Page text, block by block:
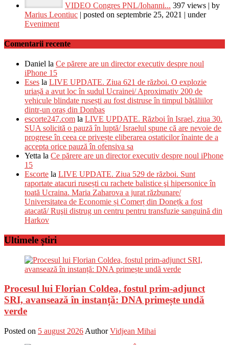
VIDEO Congres PNL/Iohanni... 397 views | by
Marius Leontiuc | posted on septembrie 25, 2021 | under
Eveniment
Comentarii recente
Daniel la Ce părere are un director executiv despre noul
iPhone 15
Eses la LIVE UPDATE. Ziua 621 de război. O explozie
uriașă a avut loc în sudul Ucrainei/ Aproximativ 200 de
vehicule blindate rusești au fost distruse în timpul bătăliilor
dintr-un oraș din Donbas
escorte247.com la LIVE UPDATE. Război în Israel, ziua 30.
SUA solicită o pauză în luptă/ Israelul spune că are nevoie de
progrese în ceea ce privește eliberarea ostaticilor înainte de a
accepta orice pauză în ofensiva sa
Yetta la Ce părere are un director executiv despre noul iPhone
15
Escorte la LIVE UPDATE. Ziua 529 de război. Sunt
raportate atacuri rusești cu rachete balistice şi hipersonice în
toată Ucraina. Maria Zaharova a jurat răzbunare/
Universitatea de Economie și Comerț din Donețk a fost
atacată/ Ruşii distrug un centru pentru transfuzie sanguină din
Harkov
Ultimele știri
Procesul lui Florian Coldea, fostul prim-adjunct
SRI, avansează în instanță: DNA primește undă
verde
Posted on 5 august 2026 Author Vidjean Mihai